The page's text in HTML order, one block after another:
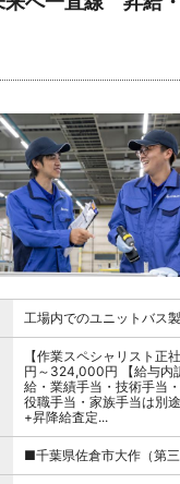
工場内でのユニットバス
【作業スペシャリスト
円～324,000円 【給与
給・業績手当・技術手当
役職手当・家族手当は別
+昇降給査定...
■千葉県佐倉市大作（第三